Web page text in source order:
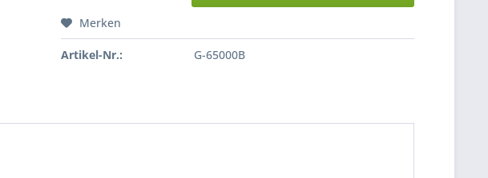
Merken
Artikel-Nr.: G-65000B